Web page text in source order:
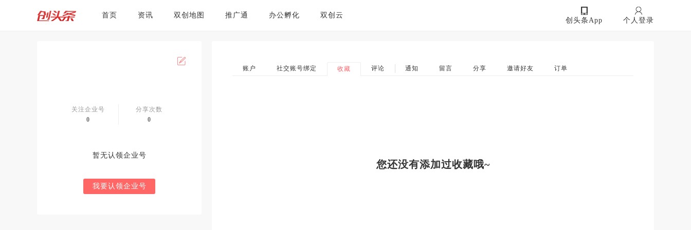
首页 资讯 双创地图 推广通 办公孵化 双创云
创头条App 个人登录
关注企业号
0
分享次数
0
暂无认领企业号
我要认领企业号
账户 社交账号绑定 收藏 评论 通知 留言 分享 邀请好友 订单
您还没有添加过收藏哦~